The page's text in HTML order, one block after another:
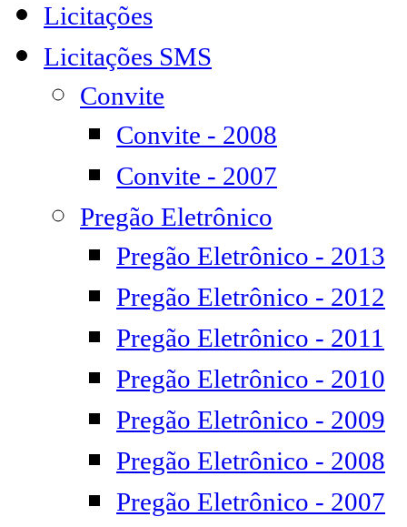
Licitações
Licitações SMS
Convite
Convite - 2008
Convite - 2007
Pregão Eletrônico
Pregão Eletrônico - 2013
Pregão Eletrônico - 2012
Pregão Eletrônico - 2011
Pregão Eletrônico - 2010
Pregão Eletrônico - 2009
Pregão Eletrônico - 2008
Pregão Eletrônico - 2007